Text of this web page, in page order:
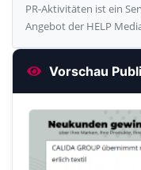
PR-Aktivitäten ist ein
Angebot der HELP
Vorschau